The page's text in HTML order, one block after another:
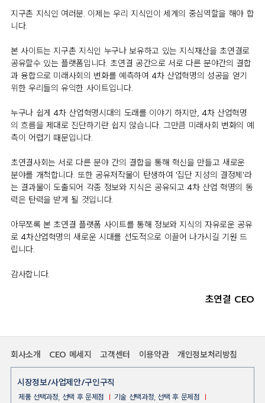
지구촌 지식인 여러분. 이제는 우리 지식인이 세계의 중심역할을 해야 합
니다.
본 사이트는 지구촌 지식인 누구나 보유하고 있는 지식재산을 초연결로
공유할수 있는 플랫폼입니다. 초연결 공간으로 서로 다른 분야간의 결합
과 융합으로 미래사회의 변화를 예측하여 4차 산업혁명의 성공을 얻기
위한 우리들의 유익한 사이트입니다.
누구나 쉽게 4차 산업혁명시대의 도래를 이야기 하지만, 4차 산업혁명
의 흐름을 제대로 진단하기란 쉽지 않습니다. 그만큼 미래사회 변화의 예
측이 어렵기 때문입니다.
초연결사회는 서로 다른 분야 간의 결합을 통해 혁신을 만들고 새로운
분야를 개척합니다. 또한 공유저작물이 탄생하여 '집단 지성의 결정체'라
는 결과물이 도출되어 각종 정보와 지식은 공유되고 4차 산업 혁명의 동
력은 탄력을 받게 될 것입니다.
아무쪼록 본 초연결 플랫폼 사이트를 통해 정보와 지식의 자유로운 공유
로 4차산업혁명의 새로운 시대를 선도적으로 이끌어 나가시길 기원 드
립니다.
감사합니다.
초연결 CEO
회사소개 CEO 메세지 고객센터 이용약관 개인정보처리방침
시장정보/사업제안/구인구직
제품 선택과정, 선택 후 문제점
기술 선택과정, 선택 후 문제점